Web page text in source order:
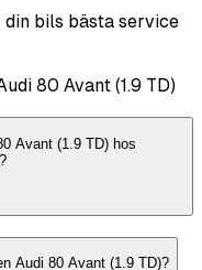
bils bästa service
80 Avant (1.9 TD)
Avant (1.9 TD) hos
Audi 80 Avant (1.9 TD)?